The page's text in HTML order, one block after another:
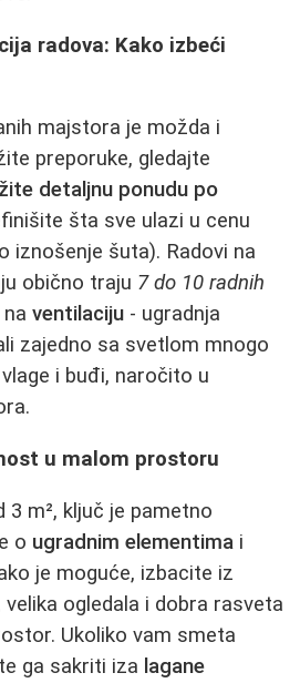
radova: Kako izbeći
majstora je možda i
preporuke, gledajte
detaljnu ponudu po
šta sve ulazi u cenu
iznošenje šuta). Radovi na
obično traju 7 do 10 radnih
ventilaciju - ugradnja
zajedno sa svetlom mnogo
i buđi, naročito u
u malom prostoru
3 m², ključ je pametno
o ugradnim elementima i
je moguće, izbacite iz
velika ogledala i dobra rasveta
Ukoliko vam smeta
ga sakriti iza lagane